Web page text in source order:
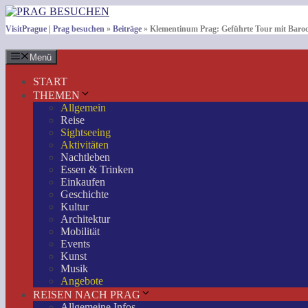
Zum
Inhalt
springen
VisitPrague | Prag besuchen » Beiträge » Klementinum Prag: Geführte Tour mit
Menü
START
THEMEN
Allgemein
Reise
Sightseeing
Aktivitäten
Nachtleben
Essen & Trinken
Einkaufen
Geschichte
Kultur
Architektur
Mobilität
Events
Kunst
Musik
Angebote
REISEN NACH PRAG